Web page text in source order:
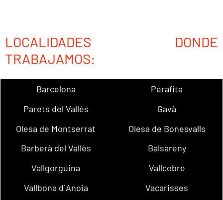
LOCALIDADES DONDE
TRABAJAMOS:
Barcelona
Perafita
Parets del Vallès
Gavà
Olesa de Montserrat
Olesa de Bonesvalls
Barberà del Vallès
Balsareny
Vallgorguina
Vallcebre
Vallbona d´Anoia
Vacarisses